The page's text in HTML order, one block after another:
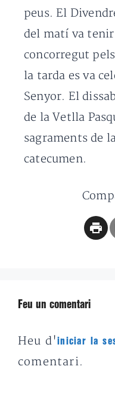
peus. El
del matí va
concorregut
la tarda es va
Senyor. El
de la Vetlla
sagraments de
catecumen.
Feu un comentari
Heu d'iniciar la
comentari.